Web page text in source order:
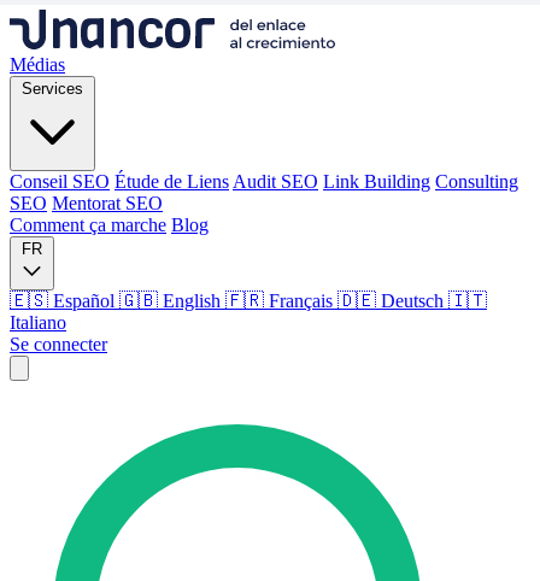
Médias
Services
Conseil SEO Étude de Liens Audit SEO Link Building Consulting
SEO Mentorat SEO
Comment ça marche Blog
FR
🇪🇸 Español 🇬🇧 English 🇫🇷 Français 🇩🇪 Deutsch 🇮🇹
Italiano
Se connecter
Conseil SEO Étude de Liens Link Building
Mentorat SEO
Comment ça marche